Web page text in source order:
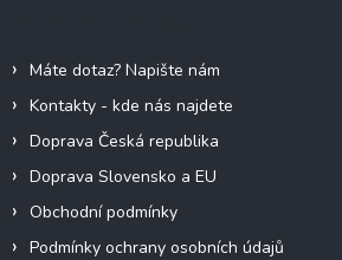
Máte dotaz? Napište nám
Kontakty - kde nás najdete
Doprava Česká republika
Doprava Slovensko a EU
Obchodní podmínky
Podmínky ochrany osobních údajů